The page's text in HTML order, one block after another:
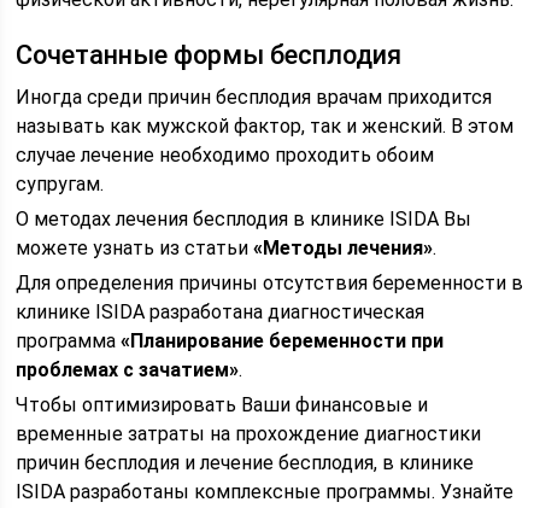
Сочетанные формы бесплодия
Иногда среди причин бесплодия врачам приходится
называть как мужской фактор, так и женский. В этом
случае лечение необходимо проходить обоим
супругам.
О методах лечения бесплодия в клинике ISIDA Вы
можете узнать из статьи«Методы лечения».
Для определения причины отсутствия беременности в
клинике ISIDA разработана диагностическая
программа«Планирование беременности при
проблемах с зачатием».
Чтобы оптимизировать Ваши финансовые и
временные затраты на прохождение диагностики
причин бесплодия и лечение бесплодия, в клинике
ISIDA разработаны комплексные программы. Узнайте